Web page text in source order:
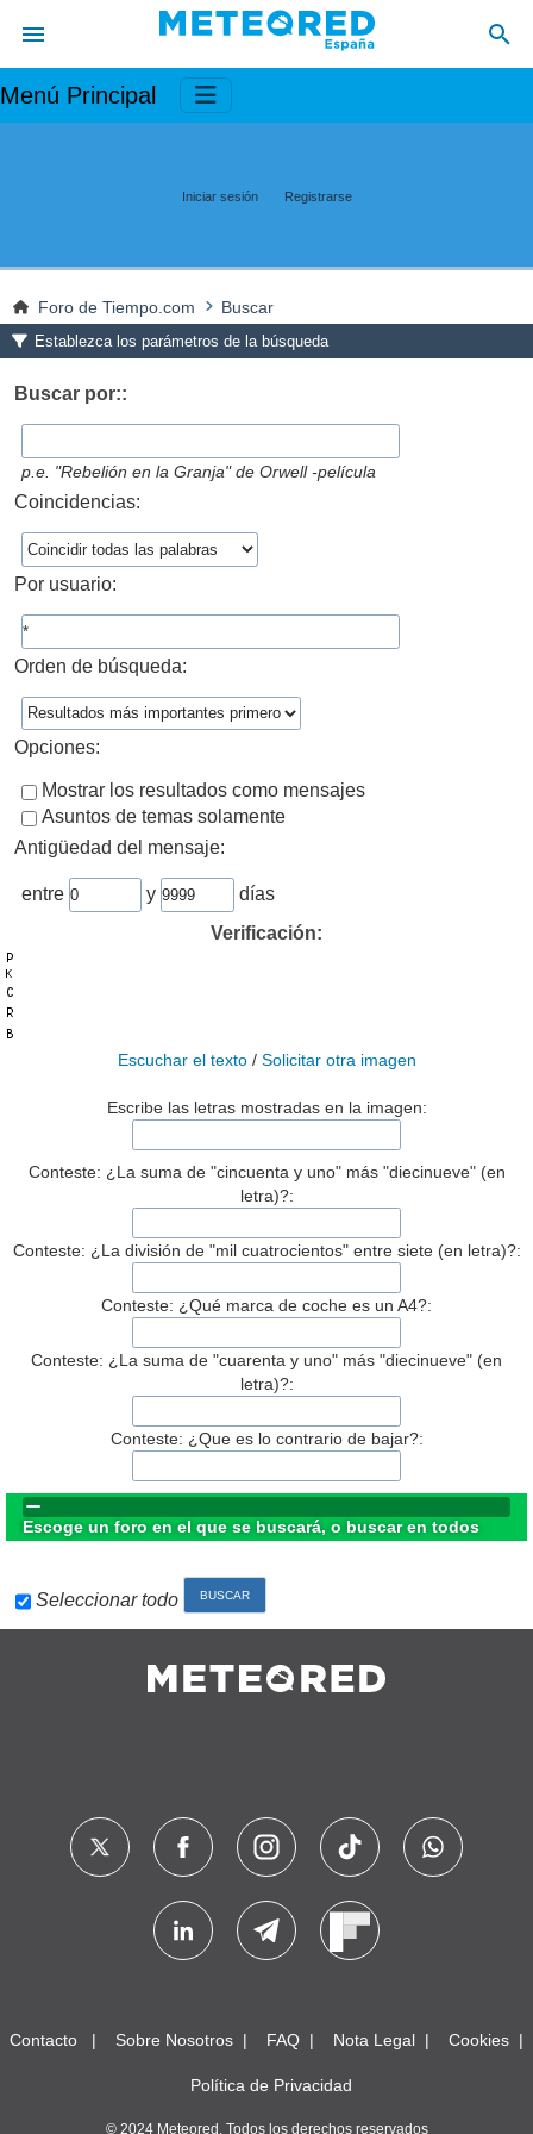
Menú Principal
Iniciar sesión Registrarse
Foro de Tiempo.com Buscar
Establezca los parámetros de la búsqueda
Buscar por::
p.e. "Rebelión en la Granja" de Orwell -película
Coincidencias:
Por usuario:
Orden de búsqueda:
Opciones:
Mostrar los resultados como mensajes
Asuntos de temas solamente
Antigüedad del mensaje:
entre y
días
Verificación:
Escuchar el texto/ Solicitar otra imagen
Escribe las letras mostradas en la imagen:
Conteste: ¿La suma de "cincuenta y uno" más "diecinueve" (en
letra)?:
Conteste: ¿La división de "mil cuatrocientos" entre siete (en letra)?:
Conteste: ¿Qué marca de coche es un A4?:
Conteste: ¿La suma de "cuarenta y uno" más "diecinueve" (en
letra)?:
Conteste: ¿Que es lo contrario de bajar?:
Escoge un foro en el que se buscará, o buscar en todos
Seleccionar todo
Contacto Sobre Nosotros FAQ Nota Legal Cookies
Política de Privacidad
© 2024 Meteored. Todos los derechos reservados